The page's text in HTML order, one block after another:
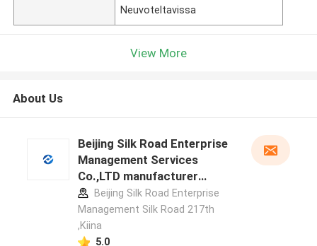
Neuvoteltavissa
View More
About Us
Beijing Silk Road Enterprise
Management Services
Co.,LTD manufacturer
profileBeijing Silk Road Enterprise
Management Silk Road 217th
,Kiina
5.0